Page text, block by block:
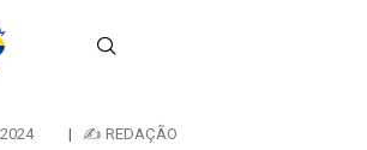
| ✍ REDAÇÃO